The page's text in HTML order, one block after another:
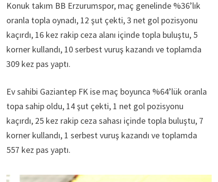
Konuk takım BB Erzurumspor, maç genelinde %36’lık
oranla topla oynadı, 12 şut çekti, 3 net gol pozisyonu
kaçırdı, 16 kez rakip ceza alanı içinde topla buluştu, 5
korner kullandı, 10 serbest vuruş kazandı ve toplamda
309 kez pas yaptı.
Ev sahibi Gaziantep FK ise maç boyunca %64’lük oranla
topa sahip oldu, 14 şut çekti, 1 net gol pozisyonu
kaçırdı, 25 kez rakip ceza sahası içinde topla buluştu, 7
korner kullandı, 1 serbest vuruş kazandı ve toplamda
557 kez pas yaptı.